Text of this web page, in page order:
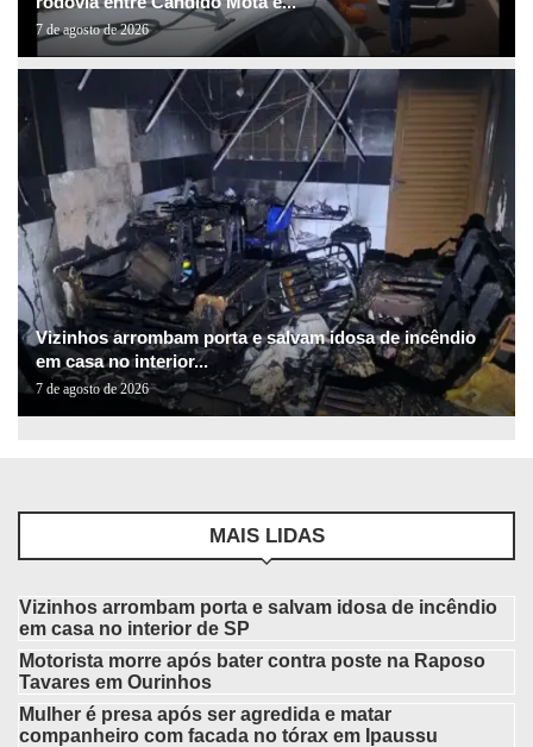
7 de agosto de 2026
Vizinhos arrombam porta e salvam idosa de incêndio
em casa no interior...
7 de agosto de 2026
MAIS LIDAS
Vizinhos arrombam porta e salvam idosa de incêndio
em casa no interior de SP
Motorista morre após bater contra poste na Raposo
Tavares em Ourinhos
Mulher é presa após ser agredida e matar
companheiro com facada no tórax em Ipaussu